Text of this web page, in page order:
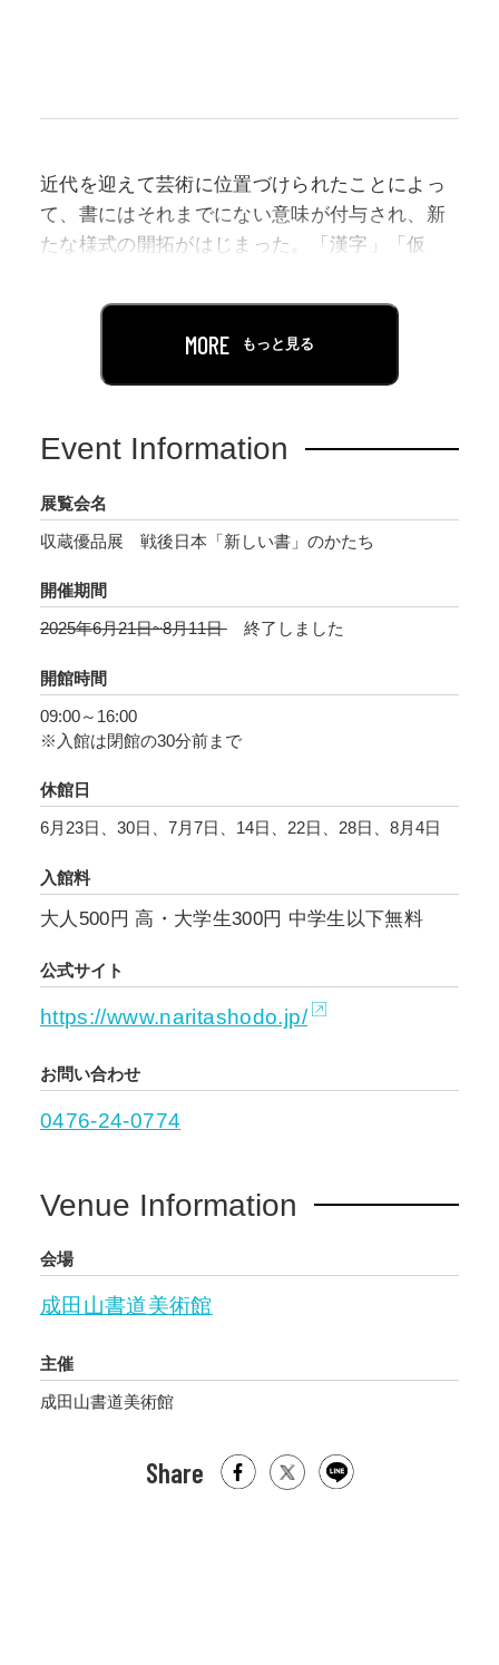
近代を迎えて芸術に位置づけられたことによっ
て、書にはそれまでにない意味が付与され、新
たな様式の開拓がはじまった。「漢字」「仮
衛書」といった分類のおおよそは、昭和38年の
第15回毎日書道展のころに完成したと見ること
のいとなみのなかで、時にはその枠組みを越え
ながら、書作家の活動は展開された。そうした
る。「前衛書」の嚆矢とされる、比田井南谷
「心線芸術第一電のヴァリエーション」が発表
直す好機である。
いつの時代も、真摯に書に対峙する者が、伝統
的な書のいとなみの先に新しさを見出してき
た。この展覧会では、当館で所蔵する前衛的な
傾向の作家の作品を中心にしながら、伝統的と
される作家のなかにも芽生えた「新しさ」への
希求について、幅広く理解する機会にしたい。
MORE もっと見る
Event Information
展覧会名
収蔵優品展 戦後日本「新しい書」のかたち
開催期間
2025年6月21日~8月11日
終了しました
開館時間
09:00～16:00
※入館は閉館の30分前まで
休館日
6月23日、30日、7月7日、14日、22日、28日、8月4日
入館料
大人500円 高・大学生300円 中学生以下無料
公式サイト
https://www.naritashodo.jp/
お問い合わせ
0476-24-0774
Venue Information
会場
成田山書道美術館
主催
成田山書道美術館
Share